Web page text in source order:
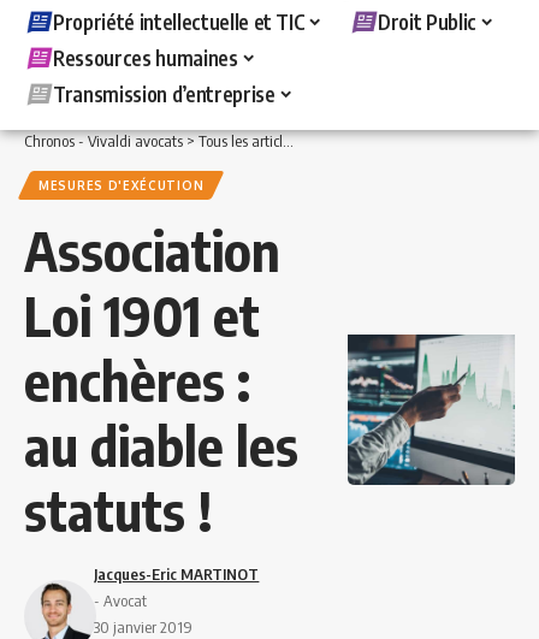
Propriété intellectuelle et TIC
Droit Public
Ressources humaines
Transmission d’entreprise
Chronos - Vivaldi avocats>Tous les articles >Banque / Crédit>Mesures
MESURES D'EXÉCUTION
Association
Loi 1901 et
enchères :
au diable les
statuts !
Jacques-Eric MARTINOT
- Avocat
30 janvier 2019